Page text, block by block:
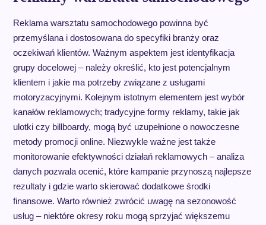
Reklama warsztatu samochodowego powinna być
przemyślana i dostosowana do specyfiki branży oraz
oczekiwań klientów. Ważnym aspektem jest identyfikacja
grupy docelowej – należy określić, kto jest potencjalnym
klientem i jakie ma potrzeby związane z usługami
motoryzacyjnymi. Kolejnym istotnym elementem jest wybór
kanałów reklamowych; tradycyjne formy reklamy, takie jak
ulotki czy billboardy, mogą być uzupełnione o nowoczesne
metody promocji online. Niezwykle ważne jest także
monitorowanie efektywności działań reklamowych – analiza
danych pozwala ocenić, które kampanie przynoszą najlepsze
rezultaty i gdzie warto skierować dodatkowe środki
finansowe. Warto również zwrócić uwagę na sezonowość
usług – niektóre okresy roku mogą sprzyjać większemu